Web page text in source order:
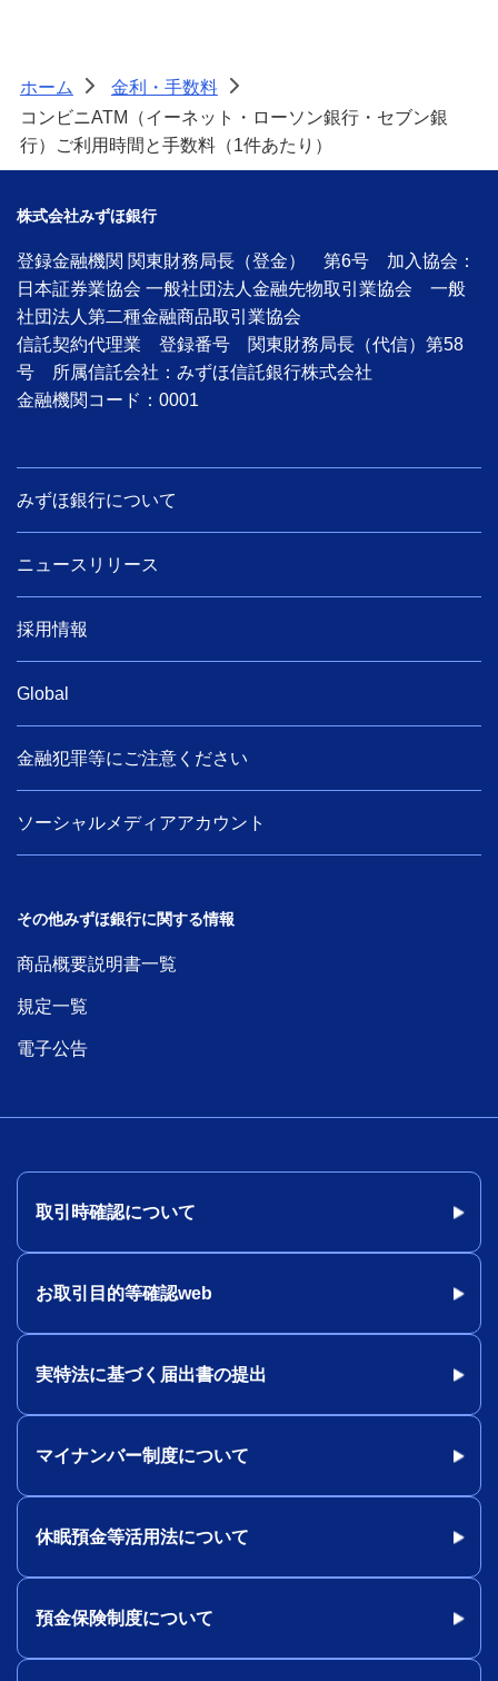
ホーム > 金利・手数料
>
コンビニATM（イーネット・ローソン銀行・セブン銀
行）ご利用時間と手数料（1件あたり）
株式会社みずほ銀行
登録金融機関 関東財務局長（登金） 第6号 加入協会：
日本証券業協会 一般社団法人金融先物取引業協会 一般
社団法人第二種金融商品取引業協会
信託契約代理業 登録番号 関東財務局長（代信）第58
号 所属信託会社：みずほ信託銀行株式会社
金融機関コード：0001
みずほ銀行について
ニュースリリース
採用情報
Global
金融犯罪等にご注意ください
ソーシャルメディアアカウント
その他みずほ銀行に関する情報
商品概要説明書一覧
規定一覧
電子公告
取引時確認について
お取引目的等確認web
実特法に基づく届出書の提出
マイナンバー制度について
休眠預金等活用法について
預金保険制度について